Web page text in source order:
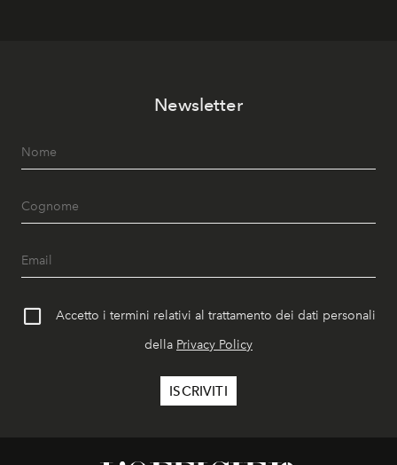
Newsletter
Accetto i termini relativi al trattamento dei dati personali
della Privacy Policy